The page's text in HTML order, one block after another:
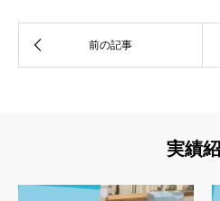
実績